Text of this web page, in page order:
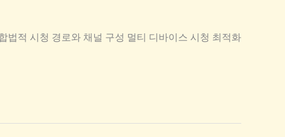
법적 시청 경로와 채널 구성 멀티 디바이스 시청 최적화